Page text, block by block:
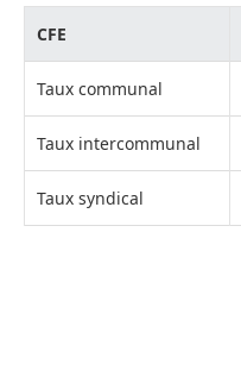
CFE
Taux communal
Taux intercommunal
Taux syndical